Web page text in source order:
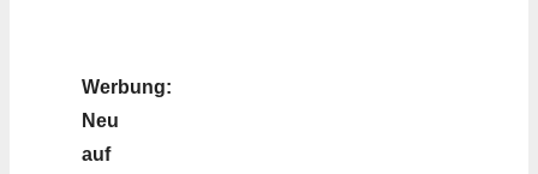
Werbung:
Neu
auf